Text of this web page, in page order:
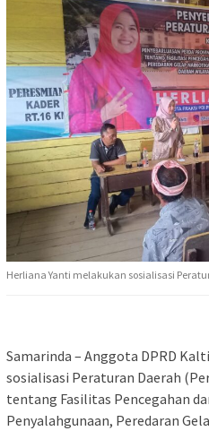
Herliana Yanti melakukan sosialisasi
Samarinda – Anggota DPRD
sosialisasi Peraturan Daerah
tentang Fasilitas Pencegahan
Penyalahgunaan, Peredaran